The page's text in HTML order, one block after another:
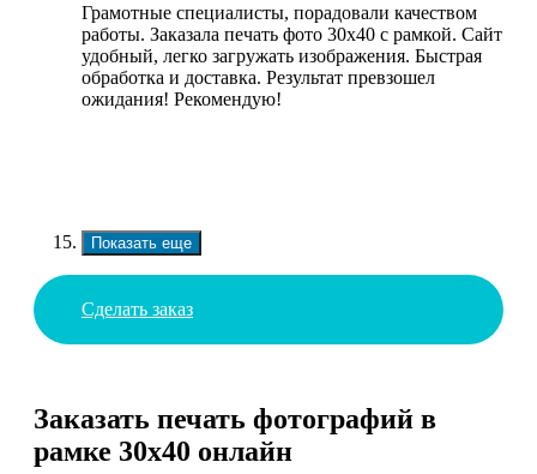
Грамотные специалисты, порадовали качеством
работы. Заказала печать фото 30х40 с рамкой. Сайт
удобный, легко загружать изображения. Быстрая
обработка и доставка. Результат превзошел
ожидания! Рекомендую!
Показать еще
Сделать заказ
Заказать печать фотографий в
рамке 30х40 онлайн